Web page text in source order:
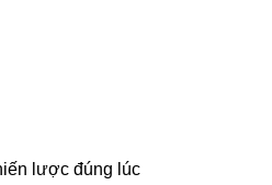
lược đúng lúc